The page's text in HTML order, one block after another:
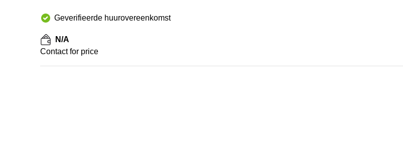
Geverifieerde huurovereenkomst
N/A
Contact for price